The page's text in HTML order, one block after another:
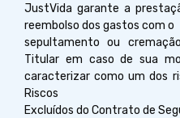
JustVida garante a
reembolso dos gastos com o
sepultamento ou
Titular em caso de sua
caracterizar como um dos
Riscos
Excluídos do Contrato de